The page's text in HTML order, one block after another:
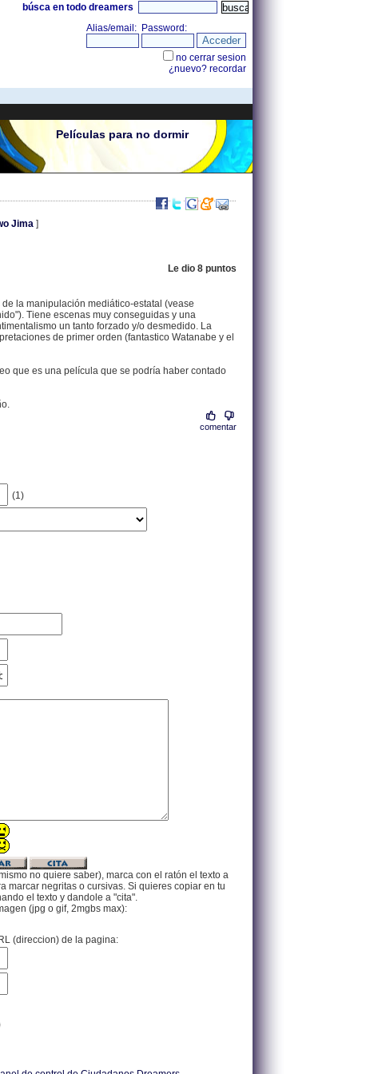
búsca en todo dreamers
Películas para no dormir
Jima]
Le dio 8 puntos
la manipulación mediático-estatal (vease
Tiene escenas muy conseguidas y una
un tanto forzado y/o desmedido. La
de primer orden (fantastico Watanabe y el
que es una película que se podría haber contado
comentar
(1)
no quiere saber), marca con el ratón el texto a
marcar negritas o cursivas. Si quieres copiar en tu
el texto y dandole a "cita".
(jpg o gif, 2mgbs max):
(direccion) de la pagina: